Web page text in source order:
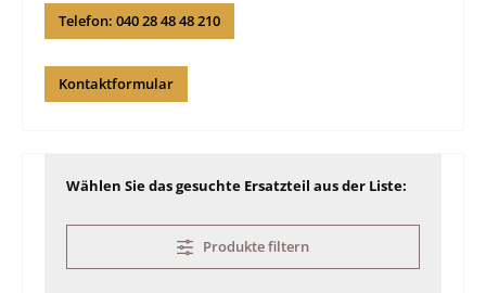
Telefon: 040 28 48 48 210
Kontaktformular
Wählen Sie das gesuchte Ersatzteil aus der Liste:
Produkte filtern